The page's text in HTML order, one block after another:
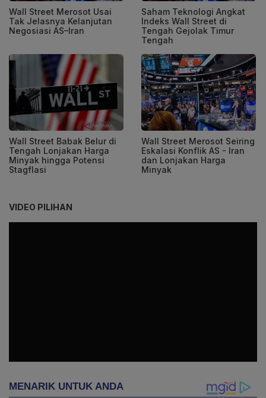
Wall Street Merosot Usai
Tak Jelasnya Kelanjutan
Negosiasi AS–Iran
Saham Teknologi Angkat
Indeks Wall Street di
Tengah Gejolak Timur
Tengah
Wall Street Babak Belur di
Tengah Lonjakan Harga
Minyak hingga Potensi
Stagflasi
Wall Street Merosot Seiring
Eskalasi Konflik AS - Iran
dan Lonjakan Harga
Minyak
VIDEO PILIHAN